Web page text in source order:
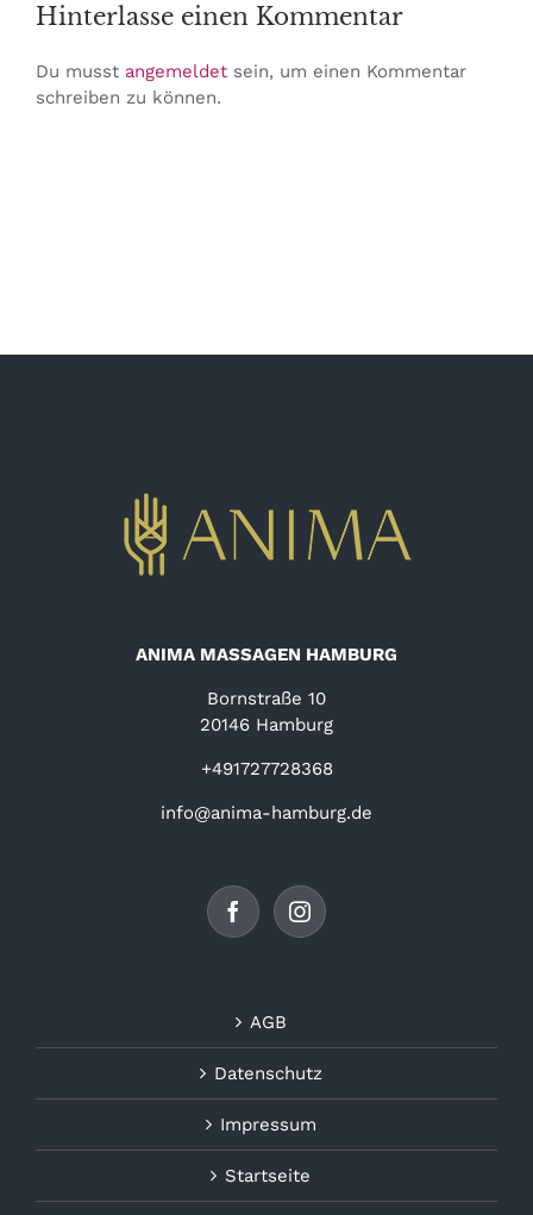
Hinterlasse einen Kommentar
Du musst angemeldet sein, um einen Kommentar
schreiben zu können.
ANIMA MASSAGEN HAMBURG
Bornstraße 10
20146 Hamburg
+491727728368
info@anima-hamburg.de
AGB
Datenschutz
Impressum
Startseite